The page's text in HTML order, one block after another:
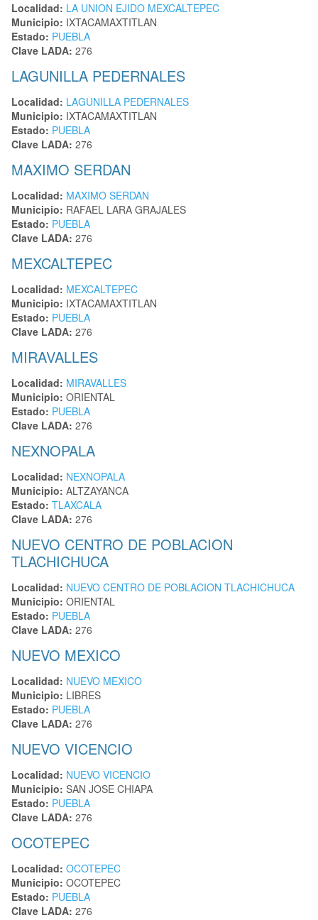
Localidad: LA UNION EJIDO MEXCALTEPEC
Municipio: IXTACAMAXTITLAN
Estado: PUEBLA
Clave LADA: 276
LAGUNILLA PEDERNALES
Localidad: LAGUNILLA PEDERNALES
Municipio: IXTACAMAXTITLAN
Estado: PUEBLA
Clave LADA: 276
MAXIMO SERDAN
Localidad: MAXIMO SERDAN
Municipio: RAFAEL LARA GRAJALES
Estado: PUEBLA
Clave LADA: 276
MEXCALTEPEC
Localidad: MEXCALTEPEC
Municipio: IXTACAMAXTITLAN
Estado: PUEBLA
Clave LADA: 276
MIRAVALLES
Localidad: MIRAVALLES
Municipio: ORIENTAL
Estado: PUEBLA
Clave LADA: 276
NEXNOPALA
Localidad: NEXNOPALA
Municipio: ALTZAYANCA
Estado: TLAXCALA
Clave LADA: 276
NUEVO CENTRO DE POBLACION
TLACHICHUCA
Localidad: NUEVO CENTRO DE POBLACION TLACHICHUCA
Municipio: ORIENTAL
Estado: PUEBLA
Clave LADA: 276
NUEVO MEXICO
Localidad: NUEVO MEXICO
Municipio: LIBRES
Estado: PUEBLA
Clave LADA: 276
NUEVO VICENCIO
Localidad: NUEVO VICENCIO
Municipio: SAN JOSE CHIAPA
Estado: PUEBLA
Clave LADA: 276
OCOTEPEC
Localidad: OCOTEPEC
Municipio: OCOTEPEC
Estado: PUEBLA
Clave LADA: 276